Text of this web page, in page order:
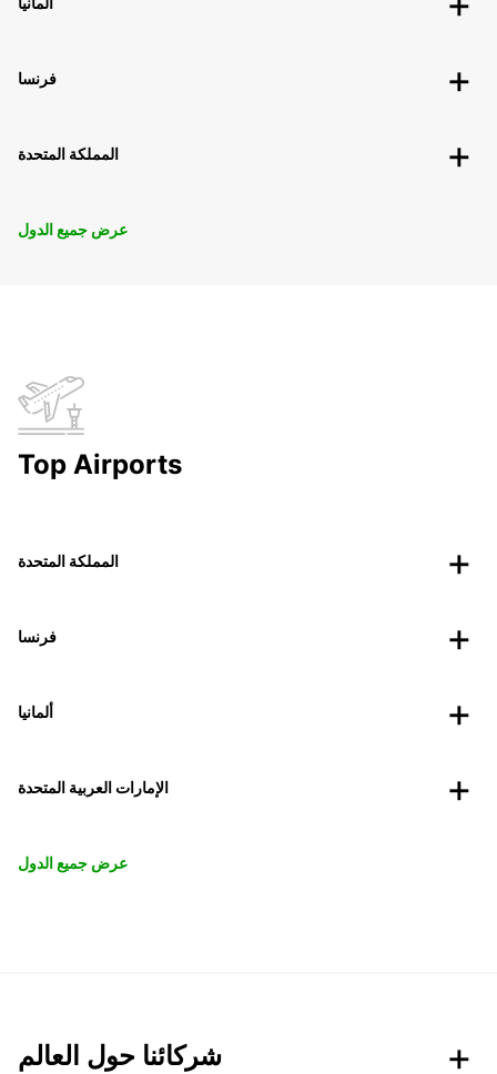
فرنسا
المملكة المتحدة
عرض جميع الدول
Top Airports
المملكة المتحدة
فرنسا
ألمانيا
الإمارات العربية المتحدة
عرض جميع الدول
شركائنا حول العالم